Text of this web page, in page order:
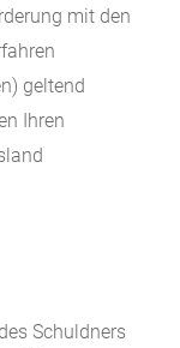
mit den
geltend
Ihren
Schuldners